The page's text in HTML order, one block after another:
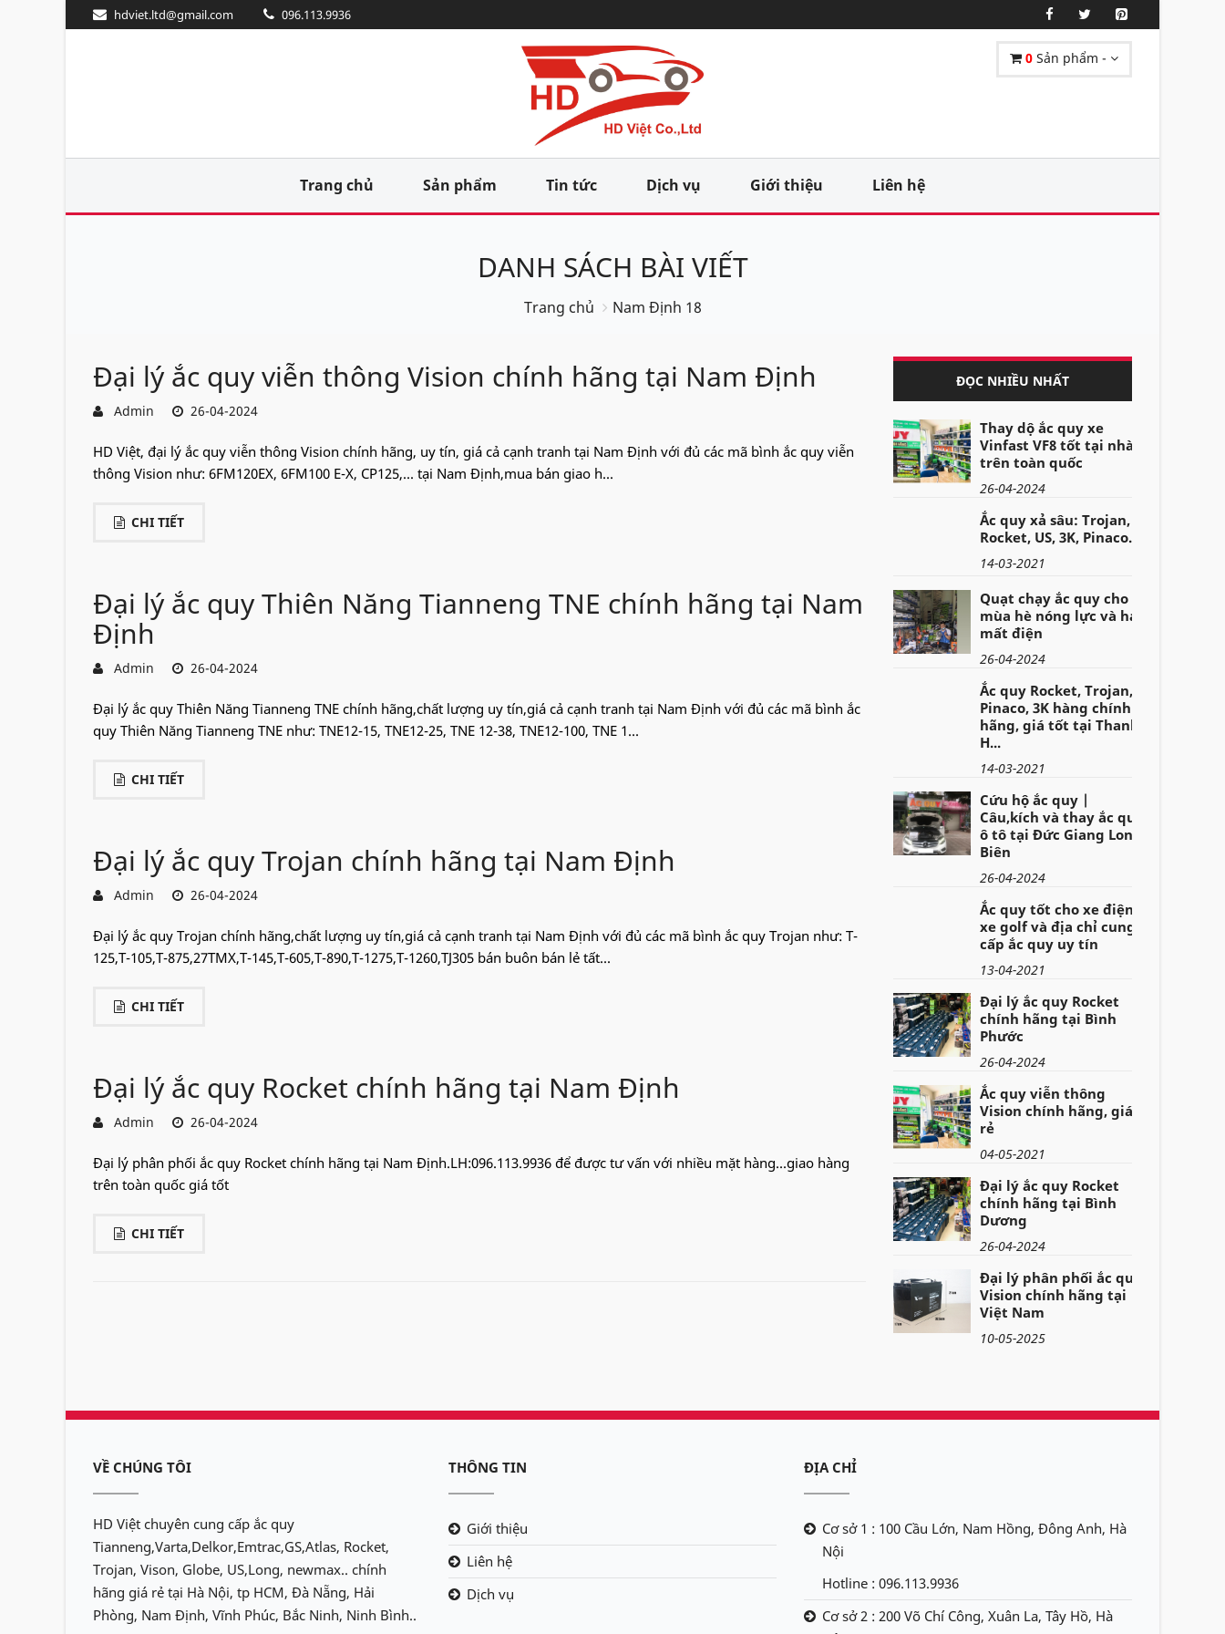
hdviet.ltd@gmail.com 096.113.9936
0 Sản phẩm -
Trang chủ Sản phẩm Tin tức Dịch vụ Giới thiệu Liên hệ
DANH SÁCH BÀI VIẾT
Trang chủ Nam Định 18
Đại lý ắc quy viễn thông Vision chính hãng tại Nam Định
Admin 26-04-2024
HD Việt, đại lý ắc quy viễn thông Vision chính hãng, uy tín, giá cả cạnh tranh tại Nam Định với đủ các mã bình ắc quy viễn
thông Vision như: 6FM120EX, 6FM100 E-X, CP125,... tại Nam Định,mua bán giao h...
CHI TIẾT
Đại lý ắc quy Thiên Năng Tianneng TNE chính hãng tại Nam
Định
Admin 26-04-2024
Đại lý ắc quy Thiên Năng Tianneng TNE chính hãng,chất lượng uy tín,giá cả cạnh tranh tại Nam Định với đủ các mã bình ắc
quy Thiên Năng Tianneng TNE như: TNE12-15, TNE12-25, TNE 12-38, TNE12-100, TNE 1...
CHI TIẾT
Đại lý ắc quy Trojan chính hãng tại Nam Định
Admin 26-04-2024
Đại lý ắc quy Trojan chính hãng,chất lượng uy tín,giá cả cạnh tranh tại Nam Định với đủ các mã bình ắc quy Trojan như: T-
125,T-105,T-875,27TMX,T-145,T-605,T-890,T-1275,T-1260,TJ305 bán buôn bán lẻ tất...
CHI TIẾT
Đại lý ắc quy Rocket chính hãng tại Nam Định
Admin 26-04-2024
Đại lý phân phối ắc quy Rocket chính hãng tại Nam Định.LH:096.113.9936 để được tư vấn với nhiều mặt hàng...giao hàng
trên toàn quốc giá tốt
CHI TIẾT
ĐỌC NHIỀU NHẤT
Thay dộ ắc quy xe
Vinfast VF8 tốt tại nhà
trên toàn quốc
26-04-2024
Ắc quy xả sâu: Trojan,
Rocket, US, 3K, Pinaco..
14-03-2021
Quạt chạy ắc quy cho
mùa hè nóng lực và hay
mất điện
26-04-2024
Ắc quy Rocket, Trojan,
Pinaco, 3K hàng chính
hãng, giá tốt tại Thanh
H...
14-03-2021
Cứu hộ ắc quy |
Câu,kích và thay ắc quy
ô tô tại Đức Giang Long
Biên
26-04-2024
Ắc quy tốt cho xe điện,
xe golf và địa chỉ cung
cấp ắc quy uy tín
13-04-2021
Đại lý ắc quy Rocket
chính hãng tại Bình
Phước
26-04-2024
Ắc quy viễn thông
Vision chính hãng, giá
rẻ
04-05-2021
Đại lý ắc quy Rocket
chính hãng tại Bình
Dương
26-04-2024
Đại lý phân phối ắc quy
Vision chính hãng tại
Việt Nam
10-05-2025
VỀ CHÚNG TÔI
HD Việt chuyên cung cấp ắc quy
Tianneng,Varta,Delkor,Emtrac,GS,Atlas, Rocket,
Trojan, Vison, Globe, US,Long, newmax.. chính
hãng giá rẻ tại Hà Nội, tp HCM, Đà Nẵng, Hải
Phòng, Nam Định, Vĩnh Phúc, Bắc Ninh, Ninh Bình..
THÔNG TIN
Giới thiệu
Liên hệ
Dịch vụ
ĐỊA CHỈ
Cơ sở 1 : 100 Cầu Lớn, Nam Hồng, Đông Anh, Hà
Nội
Hotline : 096.113.9936
Cơ sở 2 : 200 Võ Chí Công, Xuân La, Tây Hồ, Hà